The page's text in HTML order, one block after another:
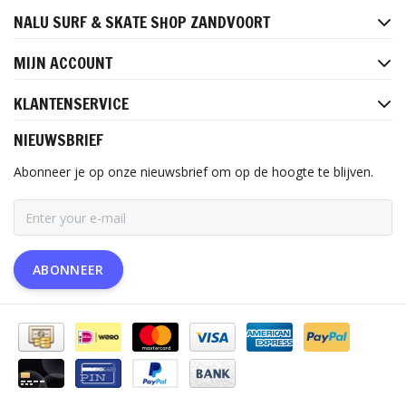
NALU SURF & SKATE SHOP ZANDVOORT
MIJN ACCOUNT
KLANTENSERVICE
NIEUWSBRIEF
Abonneer je op onze nieuwsbrief om op de hoogte te blijven.
ABONNEER